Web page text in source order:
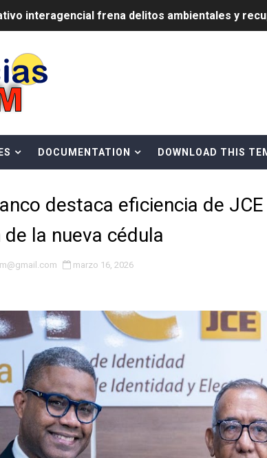
y Gestión Presidencial encabezan entrega
de Defensa siembra esperanza y protege el
y CECCOM retienen 213,355 galones de
en San Juan beneficiados con jornada
Henry Molina decidió no seguir en la
Plácido critica la situación económica y
Suberví asegura en Carolina Mejía RD tiene la
policial sobre atentado a balazos en la
urge fortalecer el sistema eléctrico ante
gomas quemadas y bombas
Ángel Salcedo anuncia festival cultural para la
Ángel Salcedo anuncia festival cultural para la
DOCUMENTATION DOWNLOAD THIS
destaca eficiencia de
la nueva cédula
marzo 16, 2026